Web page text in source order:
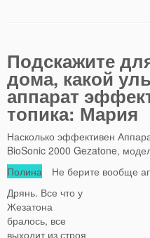
Подскажите
дома, какой
аппарат
топика: Мария
Насколько эффективен
BioSonic 2000 Gezatone,
Полина Не берите вообще
Дрянь. Все что у
Жезатона
бралось, все
выходит из строя